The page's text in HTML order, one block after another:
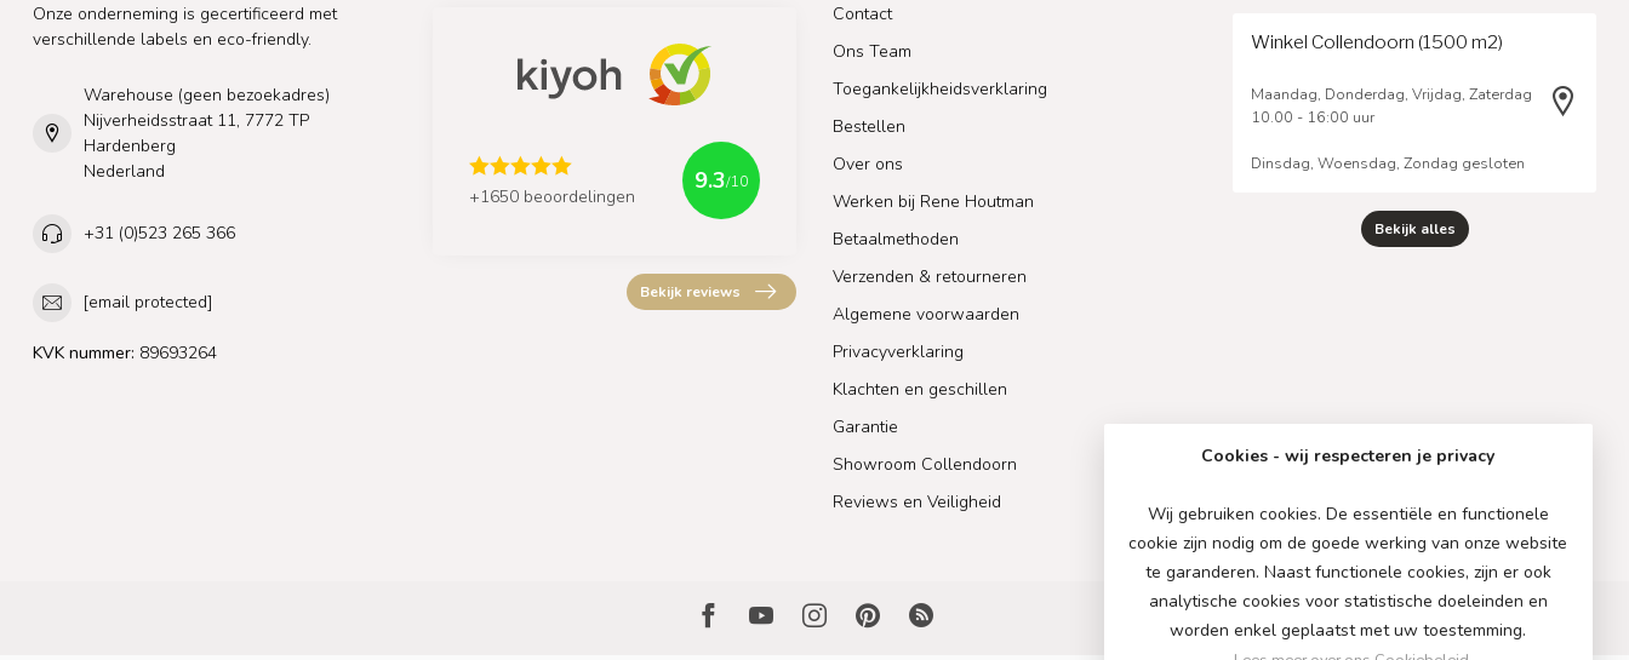
Onze onderneming is gecertificeerd met
verschillende labels en eco-friendly.
Warehouse (geen bezoekadres)
Nijverheidsstraat 11, 7772 TP
Hardenberg
Nederland
+31 (0)523 265 366
[email protected]
KVK nummer: 89693264
+1650 beoordelingen
9.3/10
Bekijk reviews
Contact
Ons Team
Toegankelijkheidsverklaring
Bestellen
Over ons
Werken bij Rene Houtman
Betaalmethoden
Verzenden & retourneren
Algemene voorwaarden
Privacyverklaring
Klachten en geschillen
Garantie
Showroom Collendoorn
Reviews en Veiligheid
Winkel Collendoorn (1500 m2)
Maandag, Donderdag, Vrijdag, Zaterdag
10.00 - 16:00 uur
Dinsdag, Woensdag, Zondag gesloten
Bekijk alles
Cookies - wij respecteren je privacy
Wij gebruiken cookies. De essentiële en functionele
cookie zijn nodig om de goede werking van onze website
te garanderen. Naast functionele cookies, zijn er ook
analytische cookies voor statistische doeleinden en
worden enkel geplaatst met uw toestemming.